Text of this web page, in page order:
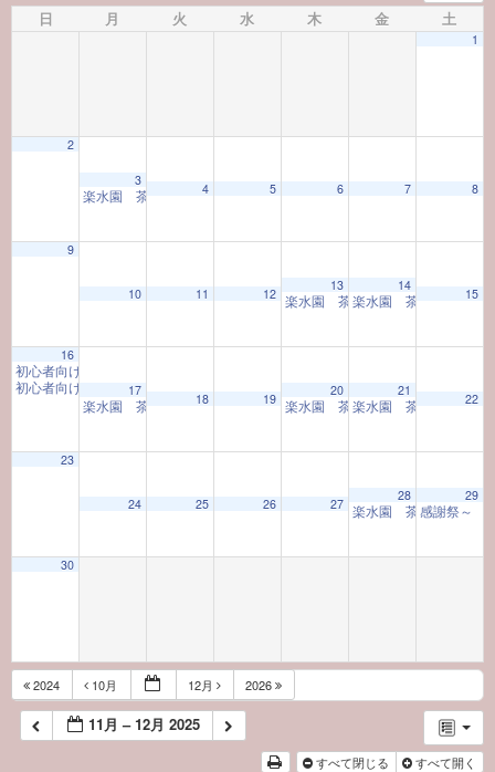
日 月 火 水 木 金 土
1
2
3
楽水園 茶室の一服10:00 AM
4 5 6 7 8
9
10 11 12
13
楽水園 茶室の一服10:00 AM
14
楽水園 茶室の一服
15
16
初心者向け茶道体験教室
初心者向け茶道体験教室
17
楽水園 茶室の一服10:00 AM
18 19
20
楽水園 茶室の一服10:00 AM
21
楽水園 茶室の一服
22
23
24 25 26 27
28
楽水園 茶室の一服
29
感謝祭～
30
2024 10月 12月 2026
11月 – 12月 2025
すべて閉じる すべて開く